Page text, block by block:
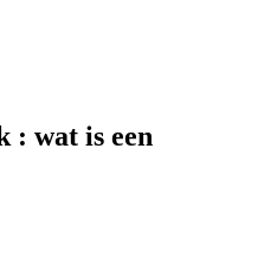
: wat is een